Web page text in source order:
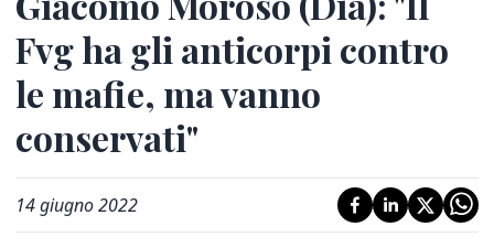
Fvg ha gli anticorpi contro
le mafie, ma vanno
conservati"
14 giugno 2022